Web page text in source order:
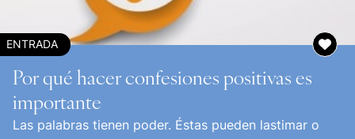
ENTRADA
Por qué hacer confesiones positivas es
importante
Las palabras tienen poder. Éstas pueden lastimar o